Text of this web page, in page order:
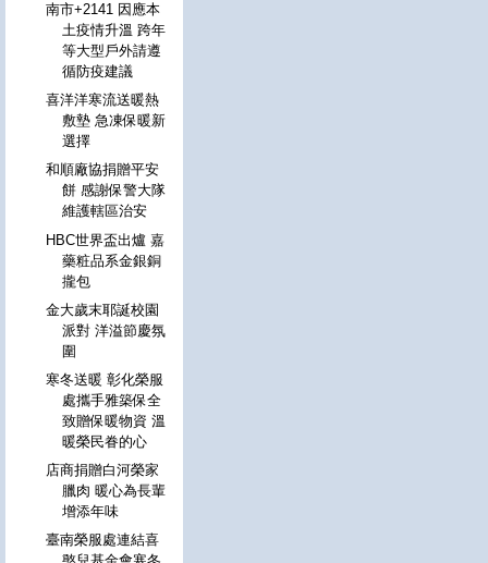
南市+2141 因應本
土疫情升溫 跨年
等大型戶外請遵
循防疫建議
喜洋洋寒流送暖熱
敷墊 急凍保暖新
選擇
和順廠協捐贈平安
餅 感謝保警大隊
維護轄區治安
HBC世界盃出爐 嘉
藥粧品系金銀銅
攏包
金大歲末耶誕校園
派對 洋溢節慶氛
圍
寒冬送暖 彰化榮服
處攜手雅築保全
致贈保暖物資 溫
暖榮民眷的心
店商捐贈白河榮家
臘肉 暖心為長輩
增添年味
臺南榮服處連結喜